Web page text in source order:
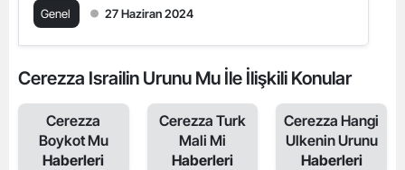
Genel 27 Haziran 2024
Cerezza Israilin Urunu Mu İle İlişkili Konular
Cerezza
Boykot Mu
Haberleri
Cerezza Turk
Mali Mi
Haberleri
Cerezza Hangi
Ulkenin Urunu
Haberleri